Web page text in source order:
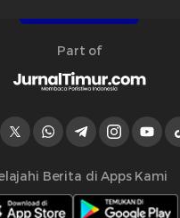
Part of
Berita di Apps Kami